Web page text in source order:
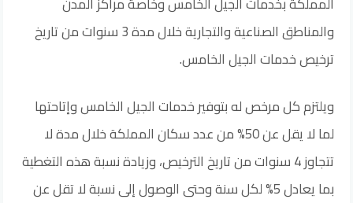
والمناطق الصناعية والتجارية خلال مدة 3 سنوات من تاريخ
ترخيص خدمات الجيل الخامس.
ويلتزم كل مرخص له بتوفير خدمات الجيل الخامس وإتاحتها
لما لا يقل عن 50% من عدد سكان المملكة خلال مدة لا
تتجاوز 4 سنوات من تاريخ الترخيص، وزيادة نسبة هذه التغطية
بما يعادل 5% لكل سنة وحتى الوصول إلى نسبة لا تقل عن